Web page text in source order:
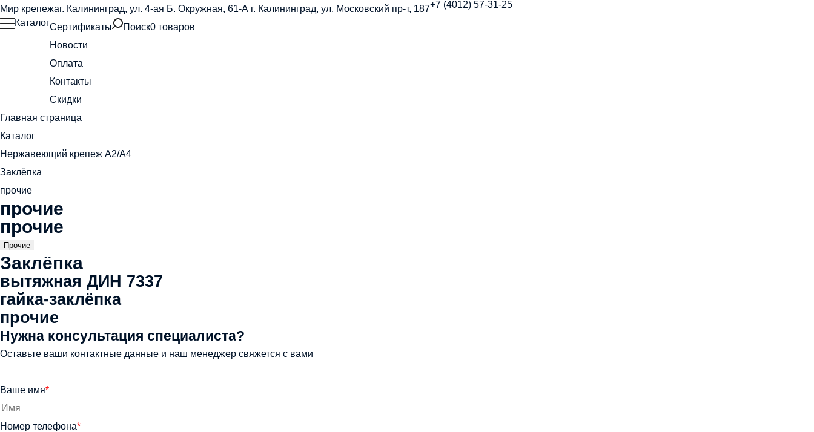
Мир крепежаг. Калининград, ул. 4-ая Б. Окружная, 61-А г. Калининград, ул. Московский пр-т, 187+7 (4012) 57-31-25
КаталогСертификаты
Новости
Оплата
Контакты
Скидки
Поиск0 товаров
Главная страница
Каталог
Нержавеющий крепеж А2/А4
Заклёпка
прочие
прочие
прочие
Прочие
Заклёпка
вытяжная ДИН 7337
гайка-заклёпка
прочие
Нужна консультация специалиста?
Оставьте ваши контактные данные и наш менеджер свяжется с вами
Ваше имя*
Номер телефона*